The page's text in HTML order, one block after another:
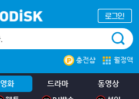
충전샵 월정액
영화 드라마
동영상